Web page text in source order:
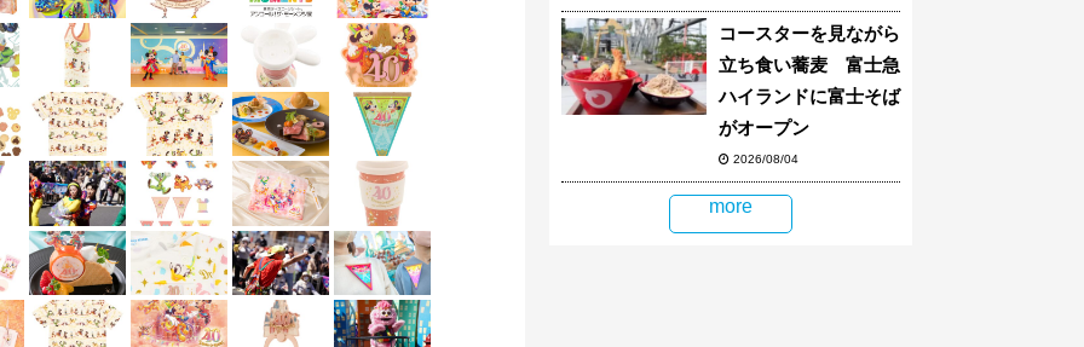
コースターを見ながら
立ち食い蕎麦 富士急
ハイランドに富士そば
がオープン
2026/08/04
more